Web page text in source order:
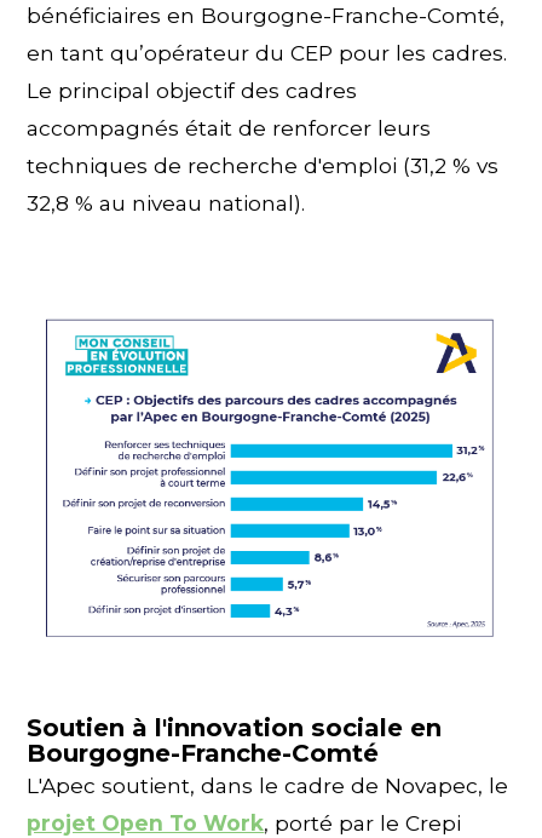
bénéficiaires en Bourgogne-Franche-Comté,
en tant qu’opérateur du CEP pour les cadres.
Le principal objectif des cadres
accompagnés était de renforcer leurs
techniques de recherche d'emploi (31,2 % vs
32,8 % au niveau national).
Soutien à l'innovation sociale en
Bourgogne-Franche-Comté
L'Apec soutient, dans le cadre de Novapec, le
projet Open To Work, porté par le Crepi